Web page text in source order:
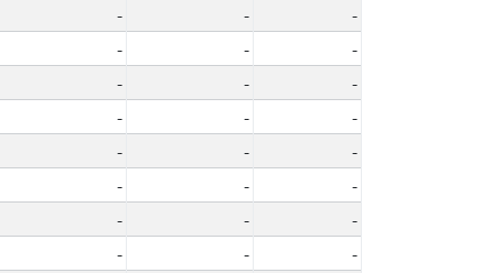
- -
-
- -
-
- -
-
- -
-
- -
-
- -
-
- -
-
- -
-